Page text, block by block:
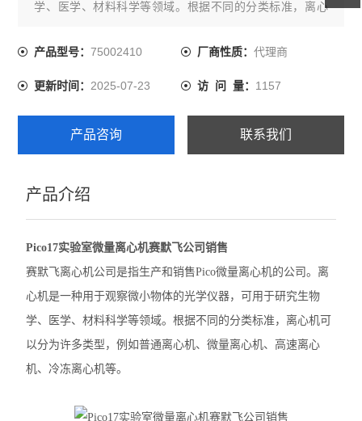
赛默飞Micro21微量离心机
赛默飞Micro17微量离心机
精骐摆床
精骐混匀仪
精骐干式恒温器
精骐振荡器/摇床
CryStal精骐振荡器/摇床
赛默飞ST1 Plus离心机
大龙移液器
学、医学、材料科学等领域。根据不同的分类标准，离心
速离心机、冷冻离心机等。
产品型号：75002410 厂商性质： 代理商
更新时间：2025-07-23 访 问 量： 1157
产品咨询 联系我们
产品介绍
Pico17实验室微量离心机赛默飞公司销售
赛默飞离心机公司是指生产和销售Pico微量离心机的公司。离
心机是一种用于观察微小物体的光学仪器，可用于研究生物
学、医学、材料科学等领域。根据不同的分类标准，离心机可
以分为许多类型，例如普通离心机、微量离心机、高速离心
机、冷冻离心机等。